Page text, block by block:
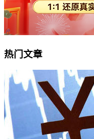
热门文章